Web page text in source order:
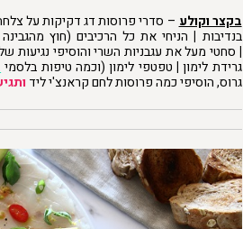
בקצר וקולע – סדרי פרוסות דג דקיקות על
בנדיבות | הניחי את כל הרכיבים (חוץ מהגבינה
| סחטי מעל את עגבניות השרי והוסיפי נגיעות
גרידת לימון | טפטפי לימון (וכמה טיפות בלסמי
גרוס, הוסיפי כמה פרוסות לחם קראנצ'י ליד